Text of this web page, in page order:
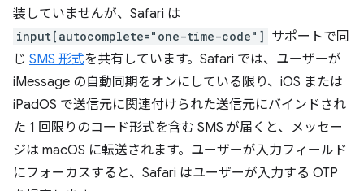
装していませんが、Safari は
input[autocomplete="one-time-code"] サポートで同
じ SMS 形式を共有しています。Safari では、ユーザーが
iMessage の自動同期をオンにしている限り、iOS または
iPadOS で送信元に関連付けられた送信元にバインドされ
た 1 回限りのコード形式を含む SMS が届くと、メッセー
ジは macOS に転送されます。ユーザーが入力フィールド
にフォーカスすると、Safari はユーザーが入力する OTP